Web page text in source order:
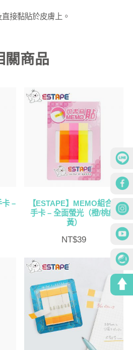
接黏貼於皮膚上。
關商品
卡 –
【ESTAPE】MEMO組合隨
手卡 – 全面螢光（橙/桃紅/
黃）
NT$39